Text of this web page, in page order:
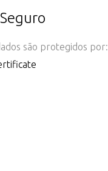
são protegidos por: